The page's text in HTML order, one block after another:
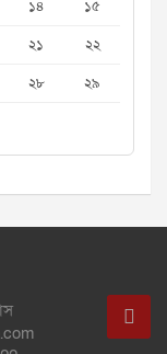
১৪
১৫
২১
২২
২৮
২৯